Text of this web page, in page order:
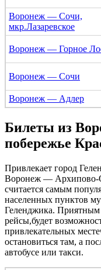
Воронеж — Сочи,
мкр.Лазаревское
Воронеж — Горное
Воронеж — Сочи
Воронеж — Адлер
Билеты из
побережье
Привлекает город
Воронеж — Архипово-
считается самым
населенных пунктов
Геленджика. Приятным
рейсы,будет
привлекательных
остановиться там, а
автобусе или такси.